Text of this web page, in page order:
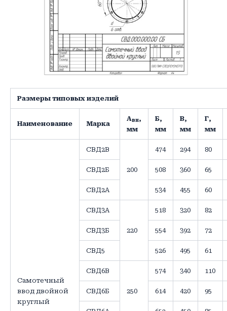
Размеры типовых изделий
Наименование Марка
Авн,
мм
Б,
мм
В,
мм
Г,
мм
Самотечный
ввод двойной
круглый
СВД2В
200
474 294 80
СВД2Б 508 360 65
СВД2А 534 455 60
СВД3А
220
518 320 82
СВД3Б 554 392 72
СВД5 526 495 61
СВД6В
250
574 340 110
СВД6Б 614 420 95